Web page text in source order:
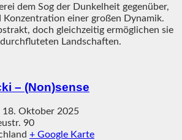
dem Sog der Dunkelheit gegenüber,
Konzentration einer großen Dynamik.
doch gleichzeitig ermöglichen sie
Landschaften.
– (Non)sense
18. Oktober 2025
90
+ Google Karte